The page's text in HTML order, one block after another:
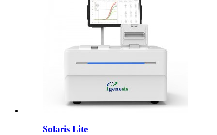
Galaxie Lite
Solaris Lite